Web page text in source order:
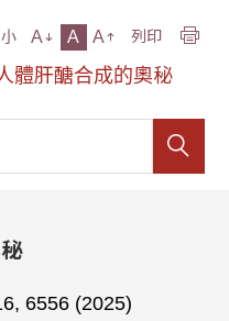
體肝醣合成的奧秘
A A A 列印
6556 (2025)